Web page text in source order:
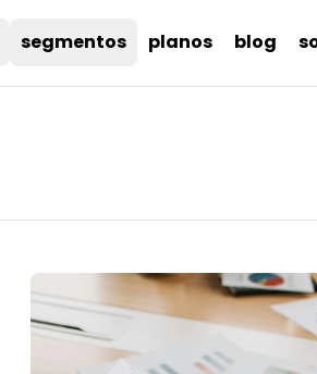
segmentos planos blog